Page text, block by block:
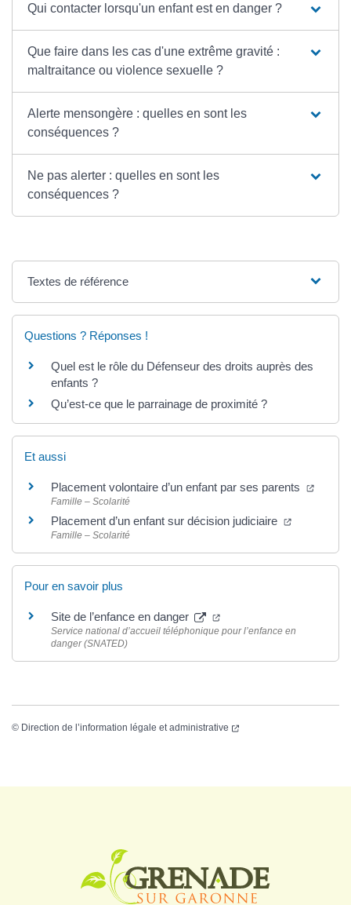
Qui contacter lorsqu'un enfant est en danger ?
Que faire dans les cas d'une extrême gravité :
maltraitance ou violence sexuelle ?
Alerte mensongère : quelles en sont les
conséquences ?
Ne pas alerter : quelles en sont les
conséquences ?
Textes de référence
Questions ? Réponses !
Quel est le rôle du Défenseur des droits auprès des
enfants ?
Qu’est-ce que le parrainage de proximité ?
Et aussi
Placement volontaire d’un enfant par ses parents
Famille – Scolarité
Placement d’un enfant sur décision judiciaire
Famille – Scolarité
Pour en savoir plus
Site de l’enfance en danger
Service national d’accueil téléphonique pour l’enfance en
danger (SNATED)
© Direction de l’information légale et administrative